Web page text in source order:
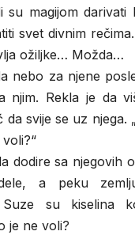
su magijom darivati
svet divnim
ožiljke… Možda…
nebo za njene
njim. Rekla je da
svije se uz njega.
dodire sa njegovih
a peku
Suze su kiselina
je ne voli?